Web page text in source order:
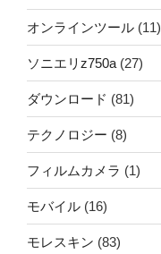
オンラインツール (11)
ソニエリz750a (27)
ダウンロード (81)
テクノロジー (8)
フィルムカメラ (1)
モバイル (16)
モレスキン (83)